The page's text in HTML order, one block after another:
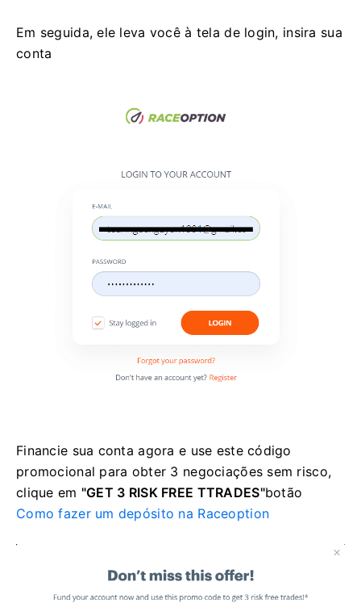
Em seguida, ele leva você à tela de login, insira sua
conta
Financie sua conta agora e use este código
promocional para obter 3 negociações sem risco,
clique em "GET 3 RISK FREE TTRADES"botão
Como fazer um depósito na Raceoption